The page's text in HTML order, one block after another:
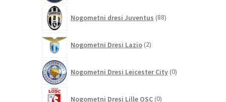
Nogometni dresi Juventus 88izdelkov
Nogometni Dresi Lazio 2izdelka
Nogometni Dresi Leicester City 0izdelkov
Nogometni Dresi Lille OSC 0